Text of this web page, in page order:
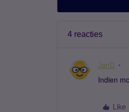
4 reacties
JanD
Indien
Like